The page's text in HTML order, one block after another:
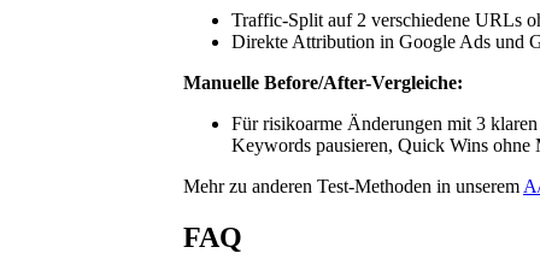
Traffic-Split auf 2 verschiedene URLs
Direkte Attribution in Google Ads und
Manuelle Before/After-Vergleiche:
Für risikoarme Änderungen mit 3
Keywords pausieren, Quick Wins ohne
Mehr zu anderen Test-Methoden in unserem
FAQ